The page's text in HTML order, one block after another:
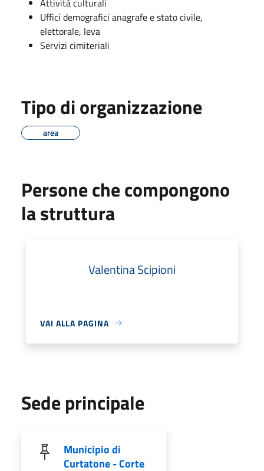
Uffici demografici anagrafe e stato civile,
elettorale, leva
Servizi cimiteriali
Tipo di organizzazione
area
Persone che compongono
la struttura
Valentina Scipioni
VAI ALLA PAGINA
Sede principale
Municipio di
Curtatone - Corte